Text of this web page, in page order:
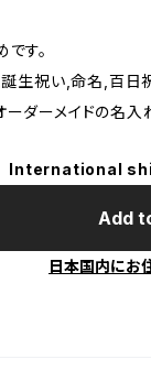
す。
生祝い,命名,百日
ダーメイドの名入
International
Add
日本国内にお